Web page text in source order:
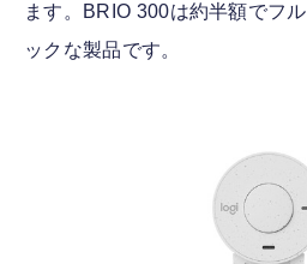
ます。BRIO 300は約半額でフ
ックな製品です。